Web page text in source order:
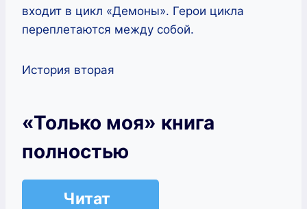
входит в цикл «Демоны». Герои цикла
переплетаются между собой.
История вторая
«Только моя» книга
полностью
Читат